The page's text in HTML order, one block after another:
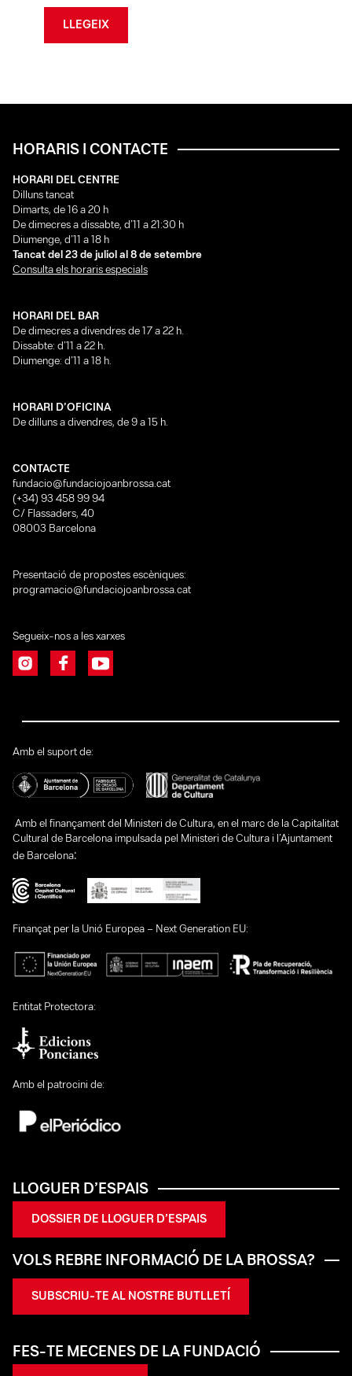
LLEGEIX
HORARIS I CONTACTE
HORARI DEL CENTRE
Dilluns tancat
Dimarts, de 16 a 20 h
De dimecres a dissabte, d’11 a 21:30 h
Diumenge, d’11 a 18 h
Tancat del 23 de juliol al 8 de setembre
Consulta els horaris especials
HORARI DEL BAR
De dimecres a divendres de 17 a 22 h.
Dissabte: d’11 a 22 h.
Diumenge: d’11 a 18 h.
HORARI D’OFICINA
De dilluns a divendres, de 9 a 15 h.
CONTACTE
fundacio@fundaciojoanbrossa.cat
(+34) 93 458 99 94
C/ Flassaders, 40
08003 Barcelona
Presentació de propostes escèniques:
programacio@fundaciojoanbrossa.cat
Segueix-nos a les xarxes
Amb el suport de:
Amb el finançament del Ministeri de Cultura, en el marc de la Capitalitat
Cultural de Barcelona impulsada pel Ministeri de Cultura i l’Ajuntament
de Barcelona:
Finançat per la Unió Europea – Next Generation EU:
Entitat Protectora:
Amb el patrocini de:
LLOGUER D’ESPAIS
DOSSIER DE LLOGUER D’ESPAIS
VOLS REBRE INFORMACIÓ DE LA BROSSA?
SUBSCRIU-TE AL NOSTRE BUTLLETÍ
FES-TE MECENES DE LA FUNDACIÓ